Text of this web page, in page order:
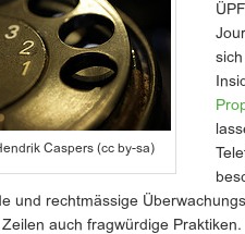
Caspers (cc by-sa)
und rechtmässige
auch fragwürdige Praktiken.